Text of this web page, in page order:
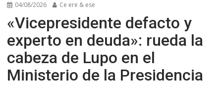
04/08/2026 Ce ere & ese
«Vicepresidente defacto y
experto en deuda»: rueda la
cabeza de Lupo en el
Ministerio de la Presidencia